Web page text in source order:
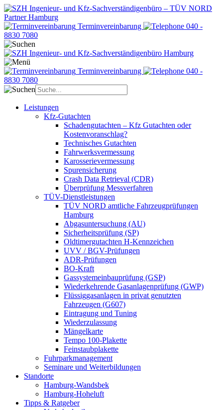
Terminvereinbarung
040 -
8830 7080
Terminvereinbarung
040 -
8830 7080
Leistungen
Kfz-Gutachten
Schadengutachten – Kfz Gutachten oder
Kostenvoranschlag?
Technisches Gutachten
Fahrwerksvermessung
Karosserievermessung
Spurensicherung
Crash Data Retrieval (CDR)
Überprüfung Messverfahren
TÜV-Dienstleistungen
TÜV NORD amtliche Fahrzeugprüfungen
Hamburg
Abgasuntersuchung (AU)
Sicherheitsprüfung (SP)
Oldtimergutachten H-Kennzeichen
UVV / BGV-Prüfungen
ADR-Prüfungen
BO-Kraft
Gassystemeinbauprüfung (GSP)
Wiederkehrende Gasanlagenprüfung (GWP)
Flüssiggasanlagen in privat genutzten
Fahrzeugen (G607)
Eintragung und Tuning
Wiederzulassung
Mängelkarte
Tempo 100-Plakette
Feinstaubplakette
Fuhrparkmanagement
Seminare und Weiterbildungen
Standorte
Hamburg-Wandsbek
Hamburg-Hoheluft
Tipps & Ratgeber